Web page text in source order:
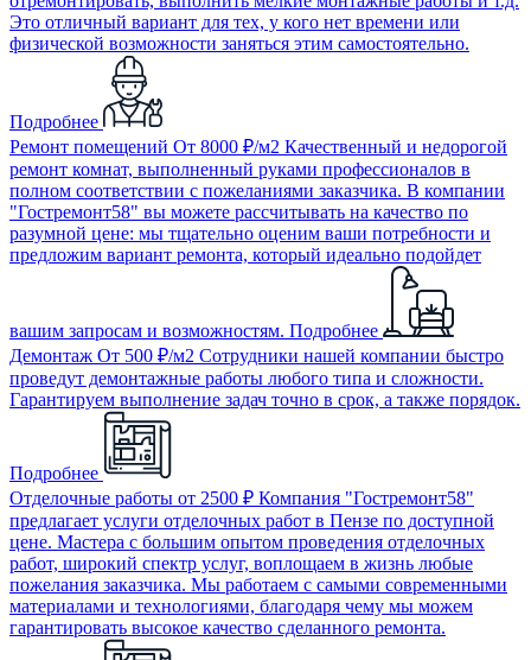
Это отличный вариант для тех, у кого нет времени или
физической возможности заняться этим самостоятельно.
Подробнее
Ремонт помещений От 8000 ₽/м2 Качественный и недорогой
ремонт комнат, выполненный руками профессионалов в
полном соответствии с пожеланиями заказчика. В компании
"Гостремонт58" вы можете рассчитывать на качество по
разумной цене: мы тщательно оценим ваши потребности и
предложим вариант ремонта, который идеально подойдет
вашим запросам и возможностям. Подробнее
Демонтаж От 500 ₽/м2 Сотрудники нашей компании быстро
проведут демонтажные работы любого типа и сложности.
Гарантируем выполнение задач точно в срок, а также порядок.
Подробнее
Отделочные работы от 2500 ₽ Компания "Гостремонт58"
предлагает услуги отделочных работ в Пензе по доступной
цене. Мастера с большим опытом проведения отделочных
работ, широкий спектр услуг, воплощаем в жизнь любые
пожелания заказчика. Мы работаем с самыми современными
материалами и технологиями, благодаря чему мы можем
гарантировать высокое качество сделанного ремонта.